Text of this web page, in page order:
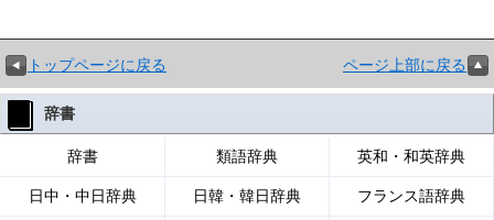
トップページに戻る ページ上部に戻る
辞書
辞書 類語辞典 英和・和英辞典
日中・中日辞典 日韓・韓日辞典 フランス語辞典